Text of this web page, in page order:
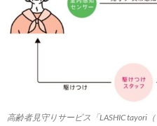
高齢者見守りサービス「LASHIC tayori